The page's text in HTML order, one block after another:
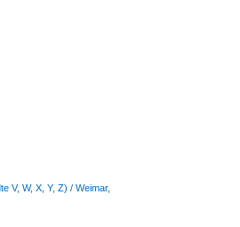
V, W, X, Y, Z) / Weimar,